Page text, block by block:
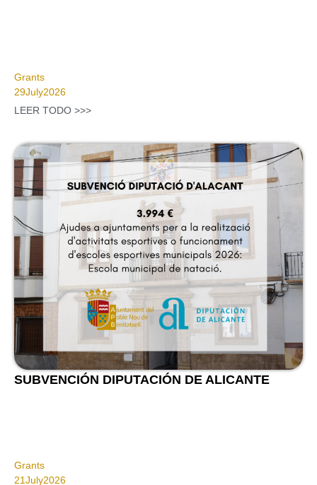
Grants
29July2026
LEER TODO >>>
SUBVENCIÓN DIPUTACIÓN DE ALICANTE
Grants
21July2026